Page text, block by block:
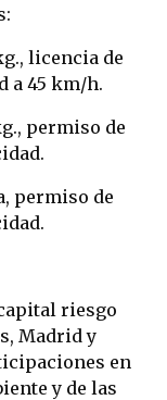
licencia de
a 45 km/h.
permiso de
permiso de
riesgo
Madrid y
en
y de las